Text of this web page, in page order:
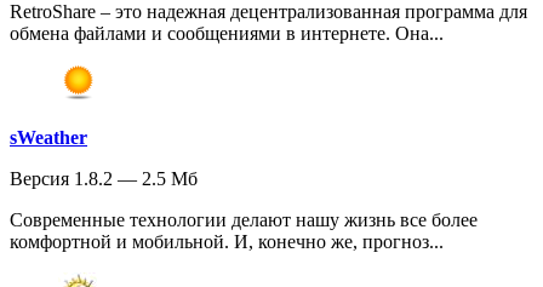
RetroShare – это надежная децентрализованная программа для
обмена файлами и сообщениями в интернете. Она...
sWeather
Версия 1.8.2 — 2.5 Мб
Современные технологии делают нашу жизнь все более
комфортной и мобильной. И, конечно же, прогноз...